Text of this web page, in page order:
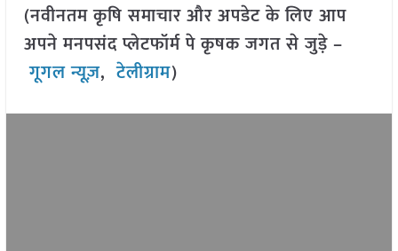
(नवीनतम कृषि समाचार और अपडेट के लिए आप
अपने मनपसंद प्लेटफॉर्म पे कृषक जगत से जुड़े –
गूगल न्यूज़,टेलीग्राम)